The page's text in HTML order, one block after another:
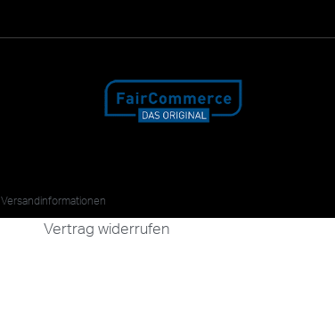
Versandinformationen
Vertrag widerrufen